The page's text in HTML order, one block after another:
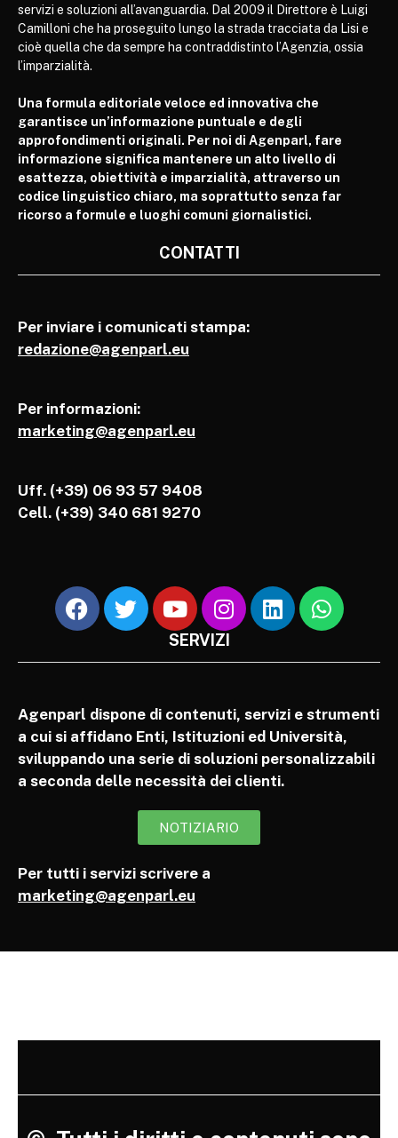
servizi e soluzioni all’avanguardia. Dal 2009 il Direttore è Luigi
Camilloni che ha proseguito lungo la strada tracciata da Lisi e
cioè quella che da sempre ha contraddistinto l’Agenzia, ossia
l’imparzialità.
Una formula editoriale veloce ed innovativa che
garantisce un’informazione puntuale e degli
approfondimenti originali. Per noi di Agenparl, fare
informazione significa mantenere un alto livello di
esattezza, obiettività e imparzialità, attraverso un
codice linguistico chiaro, ma soprattutto senza far
ricorso a formule e luoghi comuni giornalistici.
CONTATTI
Per inviare i comunicati stampa:
redazione@agenparl.eu
Per informazioni:
marketing@agenparl.eu
Uff. (+39) 06 93 57 9408
Cell. (+39) 340 681 9270
SERVIZI
Agenparl dispone di contenuti, servizi e strumenti
a cui si affidano Enti, Istituzioni ed Università,
sviluppando una serie di soluzioni personalizzabili
a seconda delle necessità dei clienti.
NOTIZIARIO
Per tutti i servizi scrivere a
marketing@agenparl.eu